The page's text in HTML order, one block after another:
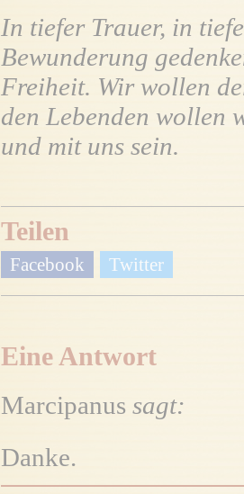
In tiefer Trauer, in
Bewunderung
Freiheit. Wir wollen
den Lebenden wollen
und mit uns sein.
Teilen
Facebook Twitter
Eine Antwort
Marcipanus sagt:
Danke.